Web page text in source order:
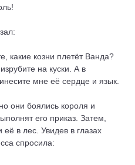
козни плетёт Ванда?
на куски. А в
мне её сердце и язык.
они боялись короля и
его приказ. Затем,
её в лес. Увидев в глазах
спросила: